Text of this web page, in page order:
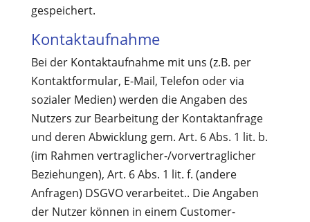
gespeichert.
Kontaktaufnahme
Bei der Kontaktaufnahme mit uns (z.B. per
Kontaktformular, E-Mail, Telefon oder via
sozialer Medien) werden die Angaben des
Nutzers zur Bearbeitung der Kontaktanfrage
und deren Abwicklung gem. Art. 6 Abs. 1 lit. b.
(im Rahmen vertraglicher-/vorvertraglicher
Beziehungen), Art. 6 Abs. 1 lit. f. (andere
Anfragen) DSGVO verarbeitet.. Die Angaben
der Nutzer können in einem Customer-